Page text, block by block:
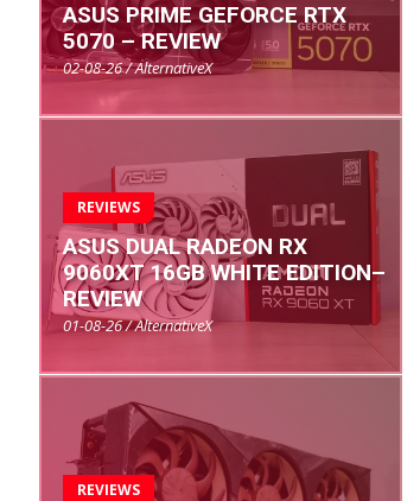
ASUS PRIME GEFORCE RTX
5070 – REVIEW
02-08-26 / AlternativeX
REVIEWS
ASUS DUAL RADEON RX
9060XT 16GB WHITE EDITION–
REVIEW
01-08-26 / AlternativeX
REVIEWS